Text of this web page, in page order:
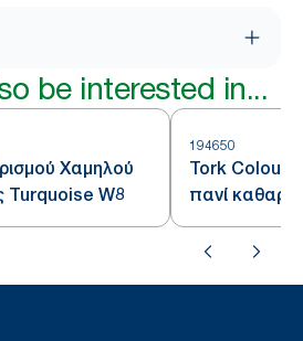
be interested in...
Χαμηλού
Turquoise W8
194650
Tork
πανί